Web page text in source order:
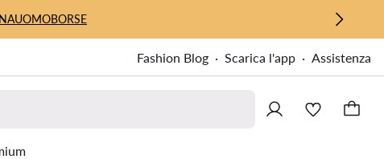
UOMOBORSE
Fashion Blog Scarica l'app Assistenza